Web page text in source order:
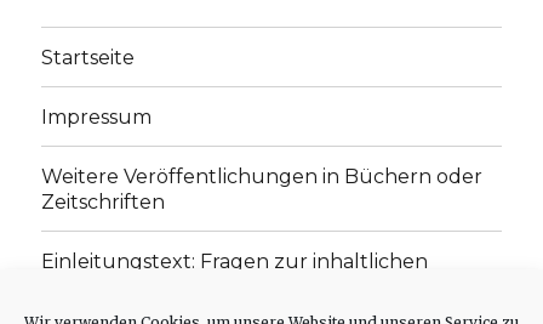
Startseite
Impressum
Weitere Veröffentlichungen in Büchern oder
Zeitschriften
Einleitungstext: Fragen zur inhaltlichen
„schwachen Glaubens“